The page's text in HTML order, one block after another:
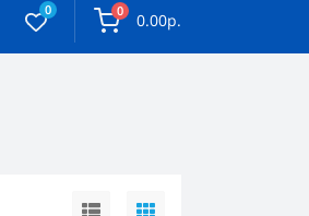
0 0 0.00р.